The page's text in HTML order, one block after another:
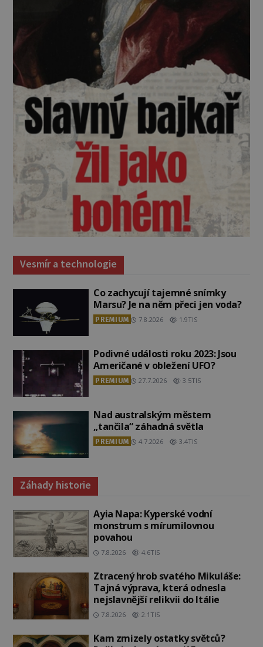
Vesmír a technologie
Co zachycují tajemné snímky
Marsu? Je na něm přeci jen voda?
PREMIUM 7.8.2026 1.9TIS
Podivné události roku 2023: Jsou
Američané v obležení UFO?
PREMIUM 27.7.2026 3.5TIS
Nad australským městem
„tančila“ záhadná světla
PREMIUM 4.7.2026 3.4TIS
Záhady historie
Ayia Napa: Kyperské vodní
monstrum s mírumilovnou
povahou
7.8.2026 4.6TIS
Ztracený hrob svatého Mikuláše:
Tajná výprava, která odnesla
nejslavnější relikvii do Itálie
7.8.2026 2.1TIS
Kam zmizely ostatky světců?